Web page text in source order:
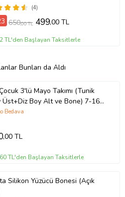
(4)
650,00 TL 499,00 TL
TL'den Başlayan Taksitlerle
Bunları da Aldı
3'lü Mayo Takımı (Tunik
Üst+Diz Boy Alt ve Bone) 7-16
12601B MODANINO (Pembe-
Bedava
,00 TL
TL'den Başlayan Taksitlerle
Silikon Yüzücü Bonesi (Açık